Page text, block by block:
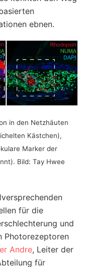
ebnen.
in den Netzhäuten
Kästchen),
Marker der
Bild: Tay Hwee
für die
und
Photorezeptoren
Andre, Leiter der
für